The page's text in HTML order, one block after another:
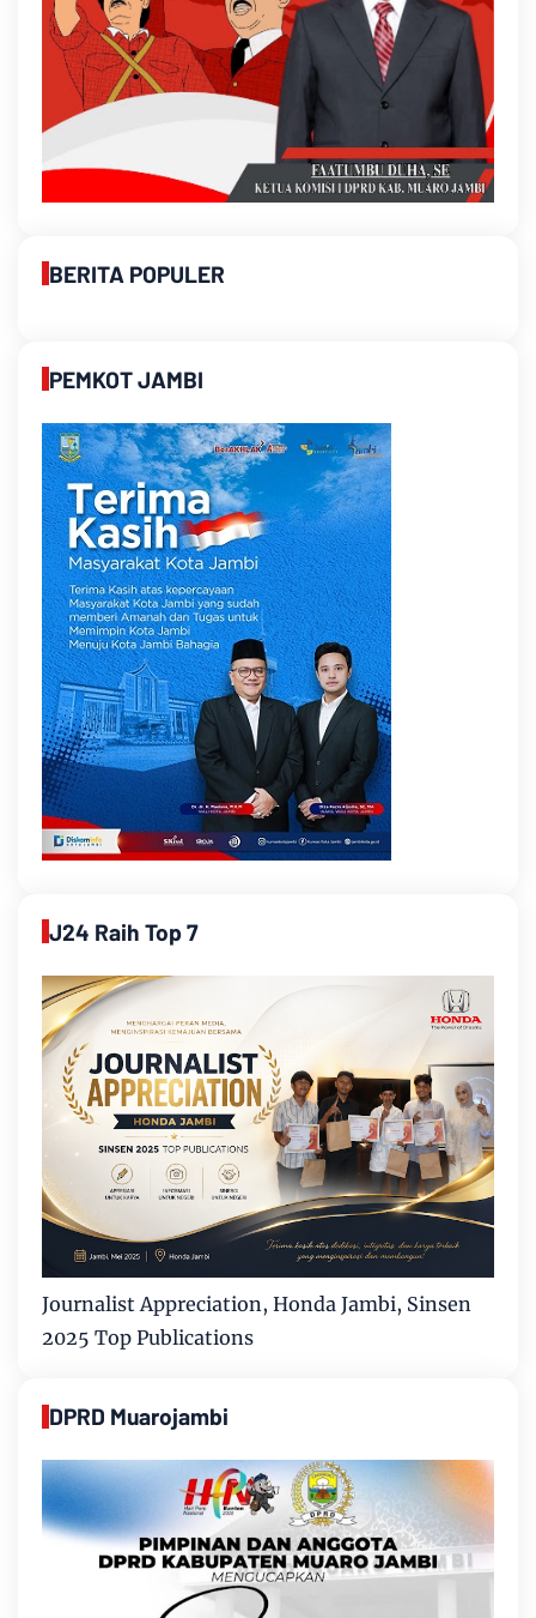
BERITA POPULER
PEMKOT JAMBI
J24 Raih Top 7
Journalist Appreciation, Honda Jambi, Sinsen
2025 Top Publications
DPRD Muarojambi